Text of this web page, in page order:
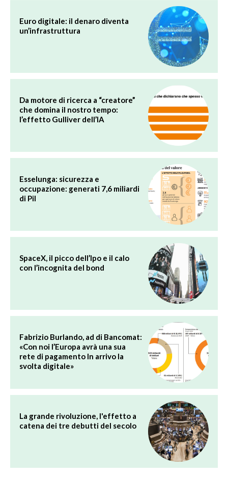
Euro digitale: il denaro diventa
un’infrastruttura
Da motore di ricerca a “creatore”
che domina il nostro tempo:
l’effetto Gulliver dell’IA
Esselunga: sicurezza e
occupazione: generati 7,6 miliardi
di Pil
SpaceX, il picco dell’Ipo e il calo
con l’incognita del bond
Fabrizio Burlando, ad di Bancomat:
«Con noi l’Europa avrà una sua
rete di pagamento In arrivo la
svolta digitale»
La grande rivoluzione, l'effetto a
catena dei tre debutti del secolo